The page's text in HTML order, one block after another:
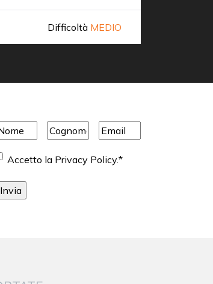
Difficoltà MEDIO
* Cognome Email*
*
Accetto la Privacy Policy.*